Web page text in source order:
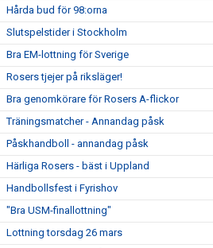
Hårda bud för 98:orna
Slutspelstider i Stockholm
Bra EM-lottning för Sverige
Rosers tjejer på riksläger!
Bra genomkörare för Rosers A-flickor
Träningsmatcher - Annandag påsk
Påskhandboll - annandag påsk
Härliga Rosers - bäst i Uppland
Handbollsfest i Fyrishov
"Bra USM-finallottning"
Lottning torsdag 26 mars